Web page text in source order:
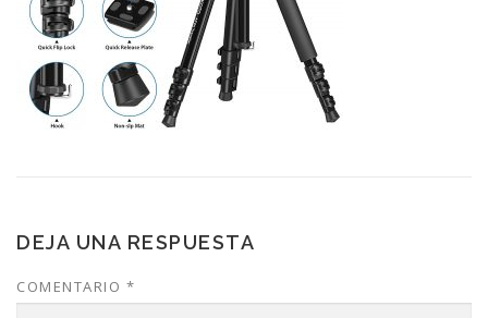
DEJA UNA RESPUESTA
COMENTARIO *